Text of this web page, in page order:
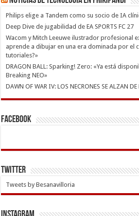
Philips elige a Tandem como su socio de IA
Deep Dive de jugabilidad de EA SPORTS FC 27
Wacom y Mitch Leeuwe ilustrador profesional
aprende a dibujar en una era dominada por el
tutoriales?»
DRAGON BALL: Sparking! Zero: «Ya está
Breaking NEO»
DAWN OF WAR IV: LOS NECRONES SE ALZAN
Facebook
Twitter
Tweets by Besanavilloria